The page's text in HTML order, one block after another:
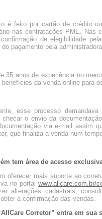
é feito por cartão de crédito
nas contratações PME. Nas
de elegibilidade
pagamento pela
35 anos de experiência no
benefícios da venda online para
esse processo
checar o envio da
via e-mail assim
que finaliza a venda num
tem área de acesso
oferecer mais suporte ao
no portal www.allcare.com.br/
alterações cadastrais,
a confirmação das vendas.
Corretor” entra em sua